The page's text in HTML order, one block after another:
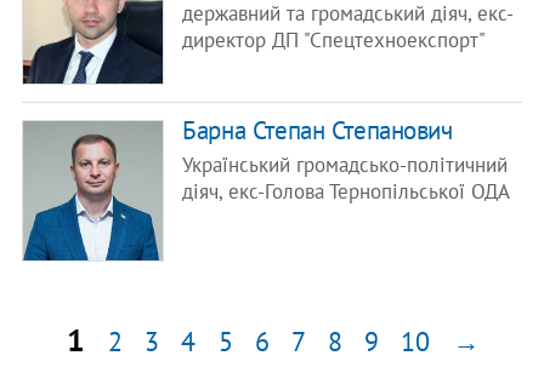
державний та громадський діяч, екс-
директор ДП "Спецтехноекспорт"
Барна Степан Степанович
Український громадсько-політичний
діяч, екс-Голова Тернопільської ОДА
1 2 3 4 5 6 7 8 9 10 →